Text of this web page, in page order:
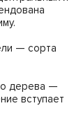
— сорта
дерева —
вступает